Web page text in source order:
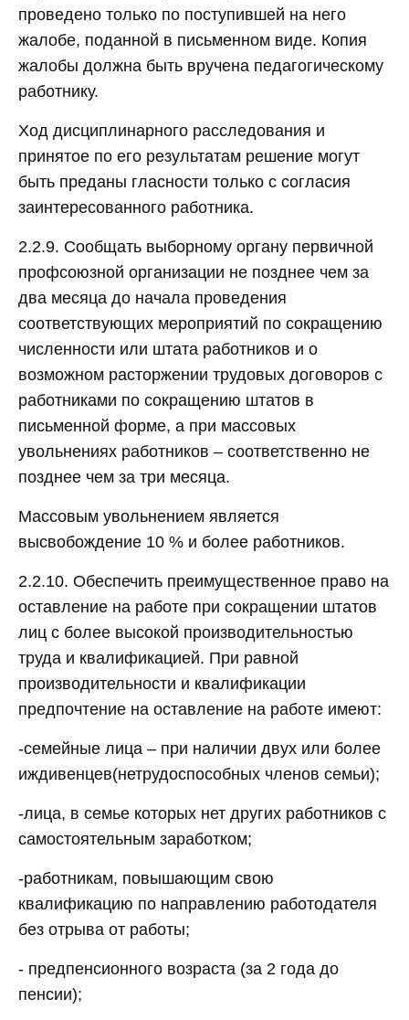
проведено только по поступившей на него
жалобе, поданной в письменном виде. Копия
жалобы должна быть вручена педагогическому
работнику.
Ход дисциплинарного расследования и
принятое по его результатам решение могут
быть преданы гласности только с согласия
заинтересованного работника.
2.2.9. Сообщать выборному органу первичной
профсоюзной организации не позднее чем за
два месяца до начала проведения
соответствующих мероприятий по сокращению
численности или штата работников и о
возможном расторжении трудовых договоров с
работниками по сокращению штатов в
письменной форме, а при массовых
увольнениях работников – соответственно не
позднее чем за три месяца.
Массовым увольнением является
высвобождение 10 % и более работников.
2.2.10. Обеспечить преимущественное право на
оставление на работе при сокращении штатов
лиц с более высокой производительностью
труда и квалификацией. При равной
производительности и квалификации
предпочтение на оставление на работе имеют:
-семейные лица – при наличии двух или более
иждивенцев(нетрудоспособных членов семьи);
-лица, в семье которых нет других работников с
самостоятельным заработком;
-работникам, повышающим свою
квалификацию по направлению работодателя
без отрыва от работы;
- предпенсионного возраста (за 2 года до
пенсии);